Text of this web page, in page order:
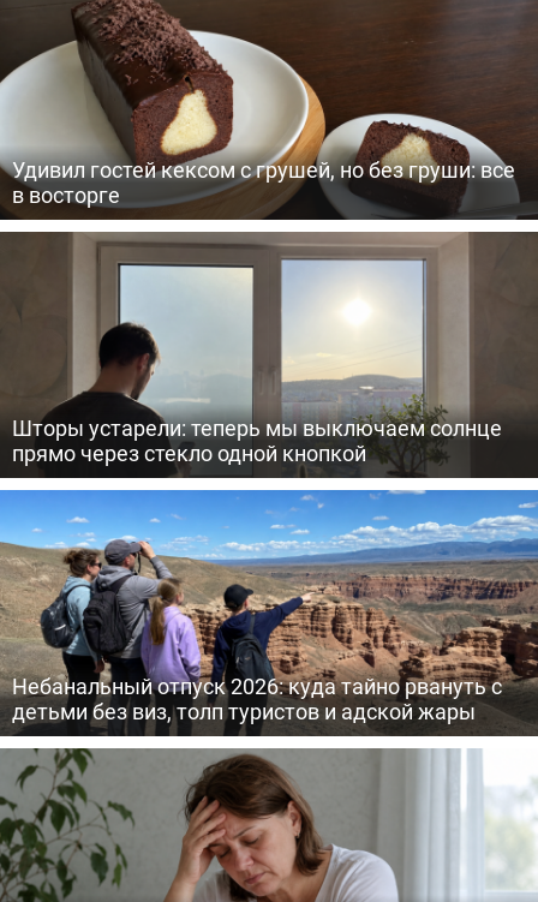
Удивил гостей кексом с грушей, но без груши: все
в восторге
Шторы устарели: теперь мы выключаем солнце
прямо через стекло одной кнопкой
Небанальный отпуск 2026: куда тайно рвануть с
детьми без виз, толп туристов и адской жары